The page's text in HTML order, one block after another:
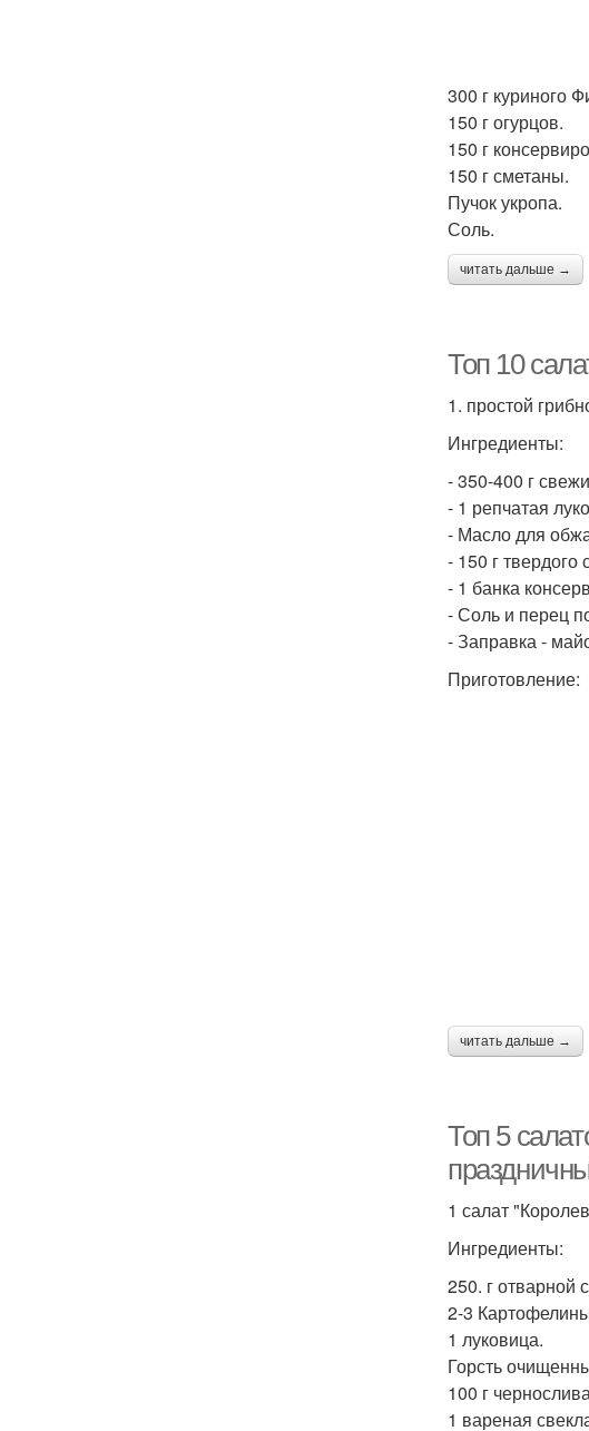
300 г куриного
150 г огурцов.
150 г
150 г сметаны.
Пучок укропа.
Соль.
читать дальше →
Топ 10
1. простой
Ингредиенты:
- 350-400 г
- 1 репчатая
- Масло для
- 150 г твердого
- 1 банка
- Соль и перец
- Заправка -
Приготовление:
читать дальше →
Топ 5
1 салат
Ингредиенты:
250. г отварной
2-3
1 луковица.
Горсть
100 г
1 вареная